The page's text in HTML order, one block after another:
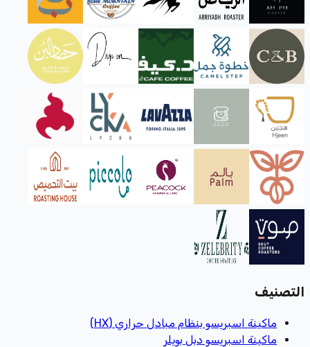
التصنيف
ماكينة اسبريسو بنظام مبادل حراري (HX)
ماكينة اسبريسو دبل بويلر